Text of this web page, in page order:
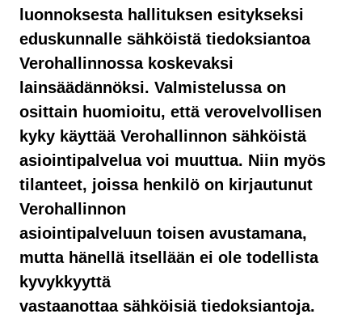
luonnoksesta hallituksen esitykseksi
eduskunnalle sähköistä tiedoksiantoa
Verohallinnossa koskevaksi
lainsäädännöksi. Valmistelussa on
osittain huomioitu, että verovelvollisen
kyky käyttää Verohallinnon sähköistä
asiointipalvelua voi muuttua. Niin myös
tilanteet, joissa henkilö on kirjautunut
Verohallinnon
asiointipalveluun toisen avustamana,
mutta hänellä itsellään ei ole todellista
kyvykkyyttä
vastaanottaa sähköisiä tiedoksiantoja.